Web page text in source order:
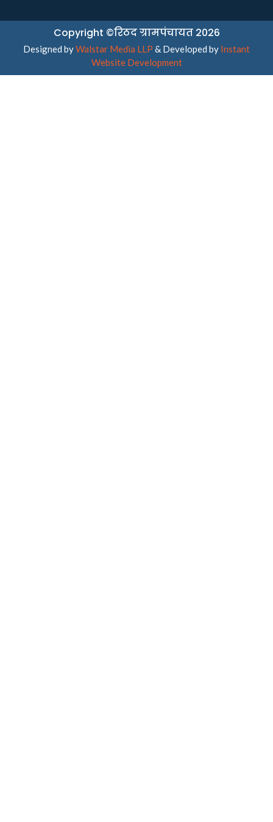
Copyright ©रिठद ग्रामपंचायत 2026
Designed byWalstar Media LLP & Developed by Instant
Website Development